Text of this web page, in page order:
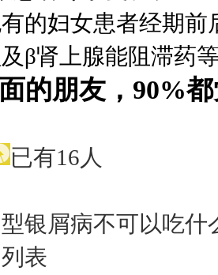
的妇女患者经期
β肾上腺能阻滞药
的朋友，90%
已有16人
银屑病不可以吃
表